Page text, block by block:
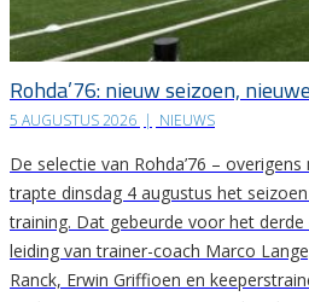
Rohda’76: nieuw seizoen,
5 AUGUSTUS 2026 | NIEUWS
De selectie van Rohda’76 –
trapte dinsdag 4 augustus het
training. Dat gebeurde voor het
leiding van trainer-coach Marco
Ranck, Erwin Griffioen en